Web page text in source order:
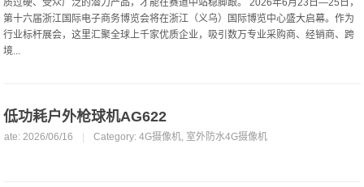
质过硬、受众广泛的潜力产品，才能在赛道中站稳脚跟。 2026年6月23日—25日，
第十六届浙江国际电子商务博览会将在浙江（义乌）国际博览中心盛大启幕。作为
行业标杆展会，这里汇聚全球上千家优质企业，吸引数万专业采购商、经销商、跨
境...
低功耗户外枪球机AG622
2026/06/16 Category:4G摄像机, 室外防水4G摄像机